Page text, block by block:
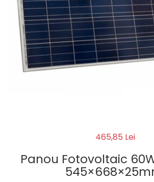
465,85 Lei
Panou Fotovoltaic